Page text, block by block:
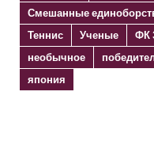
Смешанные
Теннис
Ученые ФК
необычное
япония